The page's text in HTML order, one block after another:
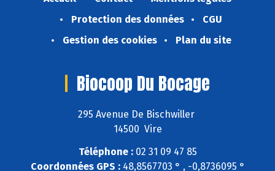
Protection des données
CGU
Gestion des cookies
Plan du site
Biocoop Du Bocage
295 Avenue De Bischwiller
14500 Vire
Téléphone :02 31 09 47 85
Coordonnées GPS :48,8567703 ° , -0,8736095 °